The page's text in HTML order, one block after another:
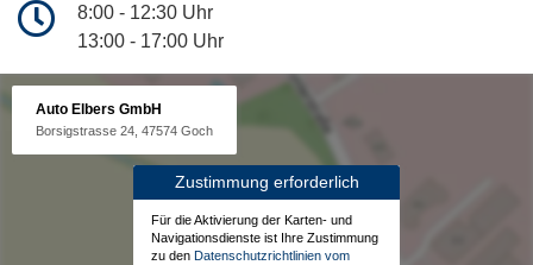
8:00 - 12:30 Uhr
13:00 - 17:00 Uhr
Auto Elbers GmbH
Borsigstrasse 24, 47574 Goch
Zustimmung erforderlich
Für die Aktivierung der Karten- und
Navigationsdienste ist Ihre Zustimmung
zu den Datenschutzrichtlinien vom